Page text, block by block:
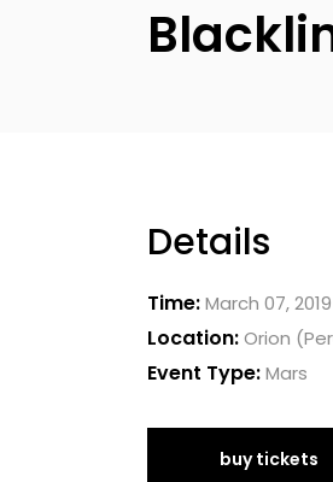
Details
Time:March 07,
Location:Orion
Event Type:Mars
buy tickets